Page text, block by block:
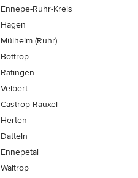
Ennepe-Ruhr-Kreis
Hagen
Mülheim (Ruhr)
Bottrop
Ratingen
Velbert
Castrop-Rauxel
Herten
Datteln
Ennepetal
Waltrop